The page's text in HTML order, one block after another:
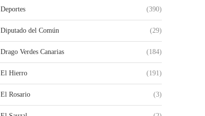
Deportes (390)
Diputado del Común (29)
Drago Verdes Canarias (184)
El Hierro (191)
El Rosario (3)